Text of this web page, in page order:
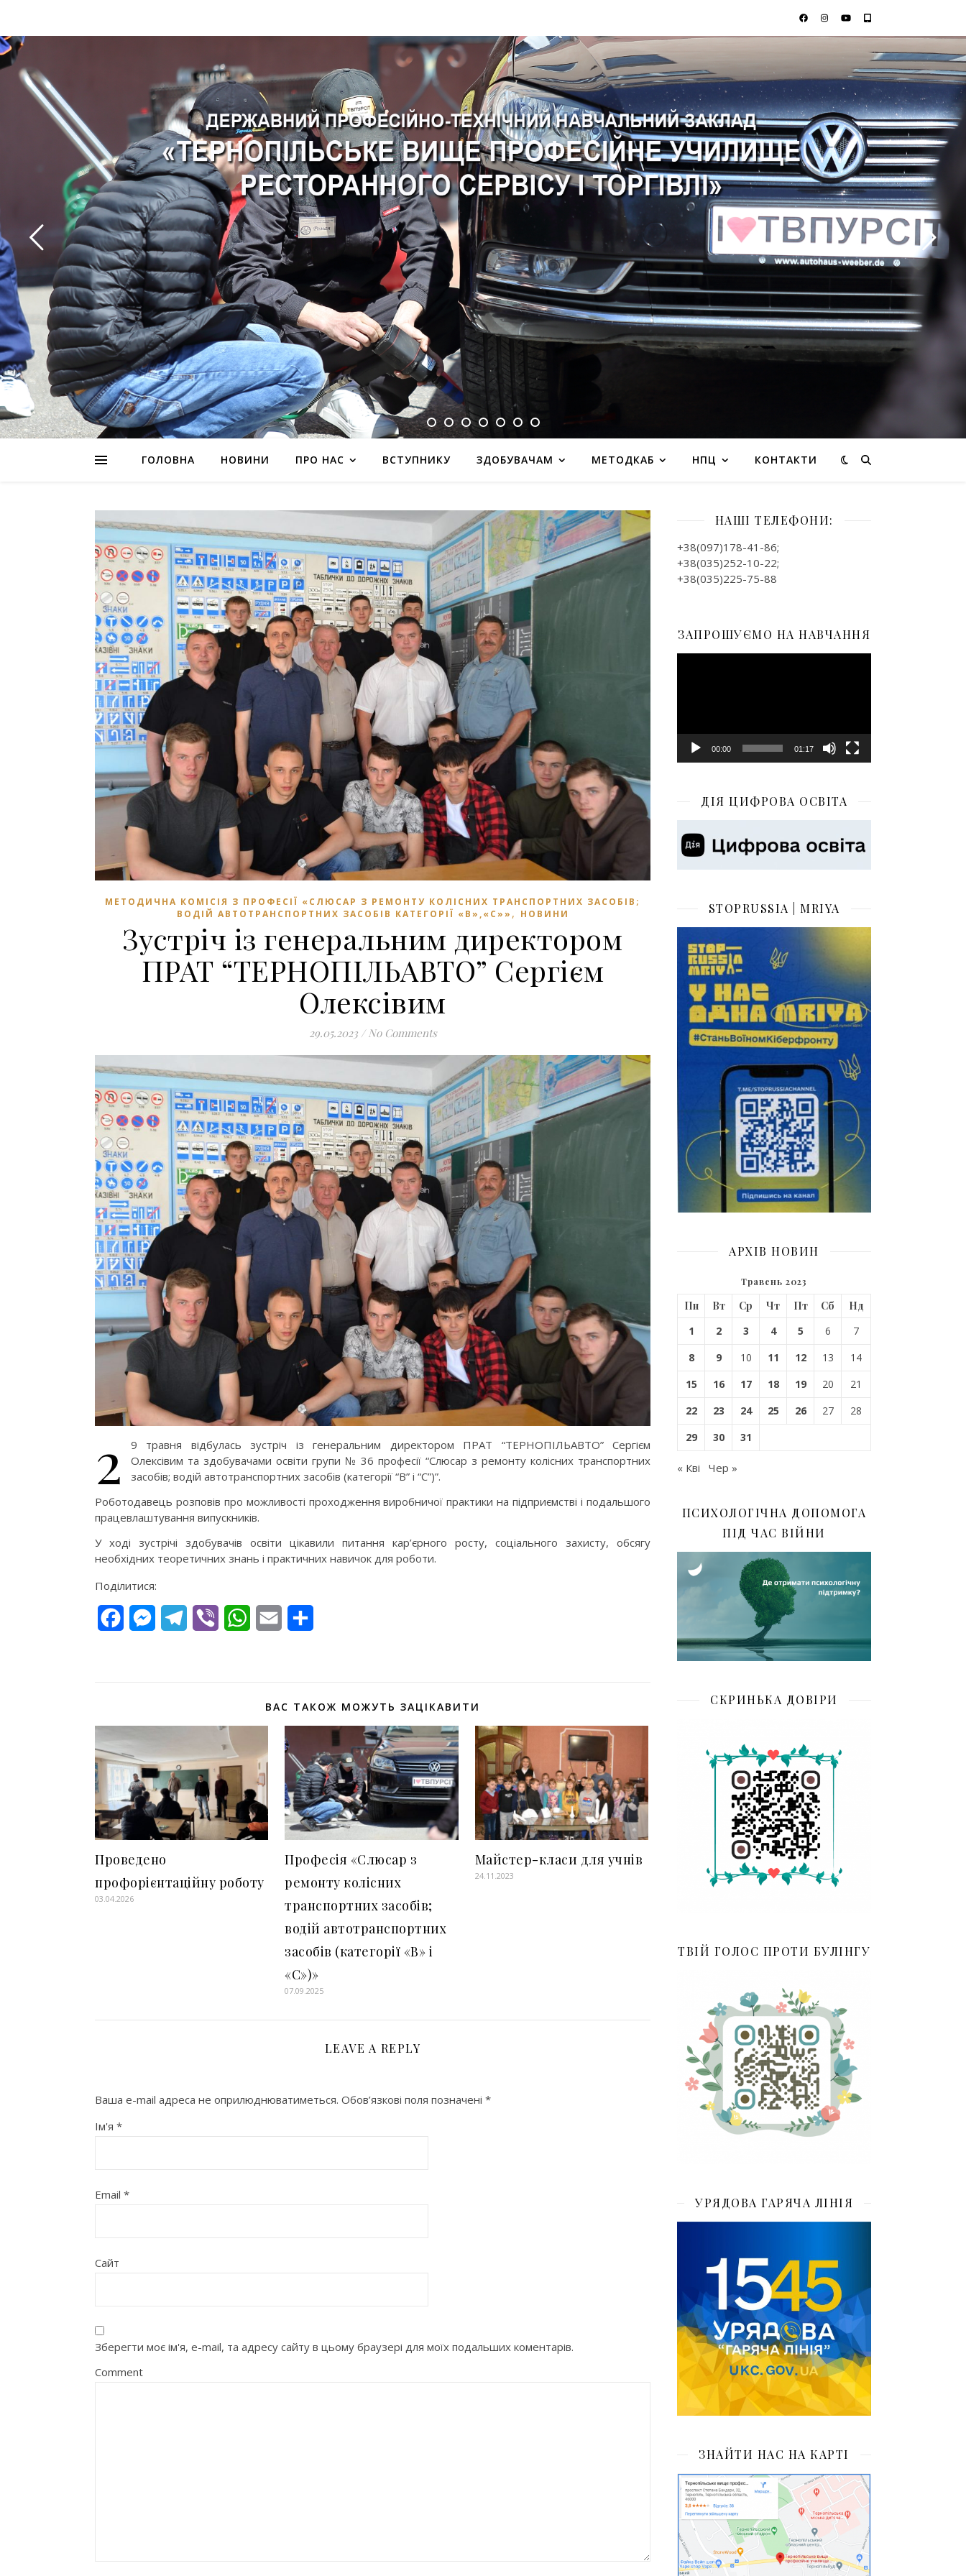
ГОЛОВНА НОВИНИ ПРО НАС ВСТУПНИКУ ЗДОБУВАЧАМ МЕТОДКАБ НПЦ КОНТАКТИ
МЕТОДИЧНА КОМІСІЯ З ПРОФЕСІЇ «СЛЮСАР З РЕМОНТУ КОЛІСНИХ ТРАНСПОРТНИХ ЗАСОБІВ;
ВОДІЙ АВТОТРАНСПОРТНИХ ЗАСОБІВ КАТЕГОРІЇ «В»,«С»» , НОВИНИ
Зустріч із генеральним директором
ПРАТ “ТЕРНОПІЛЬАВТО” Сергієм
Олексівим
29.05.2023 / No Comments
2
9 травня відбулась зустріч із генеральним директором ПРАТ “ТЕРНОПІЛЬАВТО” Сергієм
Олексівим та здобувачами освіти групи № 36 професії “Слюсар з ремонту колісних транспортних
засобів; водій автотранспортних засобів (категорії “В” і “С”)”.
Роботодавець розповів про можливості проходження виробничої практики на підприємстві і подальшого
працевлаштування випускників.
У ході зустрічі здобувачів освіти цікавили питання кар’єрного росту, соціального захисту, обсягу
необхідних теоретичних знань і практичних навичок для роботи.
Поділитися:
FacebookMessengerTelegram
Viber WhatsApp
Email
ВАС ТАКОЖ МОЖУТЬ ЗАЦІКАВИТИ
Проведено
профорієнтаційну роботу
03.04.2026
Професія «Слюсар з
ремонту колісних
транспортних засобів;
водій автотранспортних
засобів (категорії «В» і
«С»)»
07.09.2025
Майстер-класи для учнів
24.11.2023
LEAVE A REPLY
Ваша e-mail адреса не оприлюднюватиметься. Обов’язкові поля позначені *
Ім'я *
Email *
Сайт
Зберегти моє ім'я, e-mail, та адресу сайту в цьому браузері для моїх подальших коментарів.
Comment
НАШІ ТЕЛЕФОНИ:
+38(097)178-41-86;
+38(035)252-10-22;
+38(035)225-75-88
ЗАПРОШУЄМО НА НАВЧАННЯ
00:00 01:17
ДІЯ ЦИФРОВА ОСВІТА
STOPRUSSIA | MRIYA
АРХІВ НОВИН
Травень 2023
Пн Вт Ср Чт Пт Сб
Нд
1
2 3 4 5 6
7
8
9 10 11 12 13
14
15
16 17 18 19 20
21
22
23 24 25 26 27
28
29
30 31
« Кві Чер »
ПСИХОЛОГІЧНА ДОПОМОГА
ПІД ЧАС ВІЙНИ
СКРИНЬКА ДОВІРИ
ТВІЙ ГОЛОС ПРОТИ БУЛІНГУ
УРЯДОВА ГАРЯЧА ЛІНІЯ
ЗНАЙТИ НАС НА КАРТІ